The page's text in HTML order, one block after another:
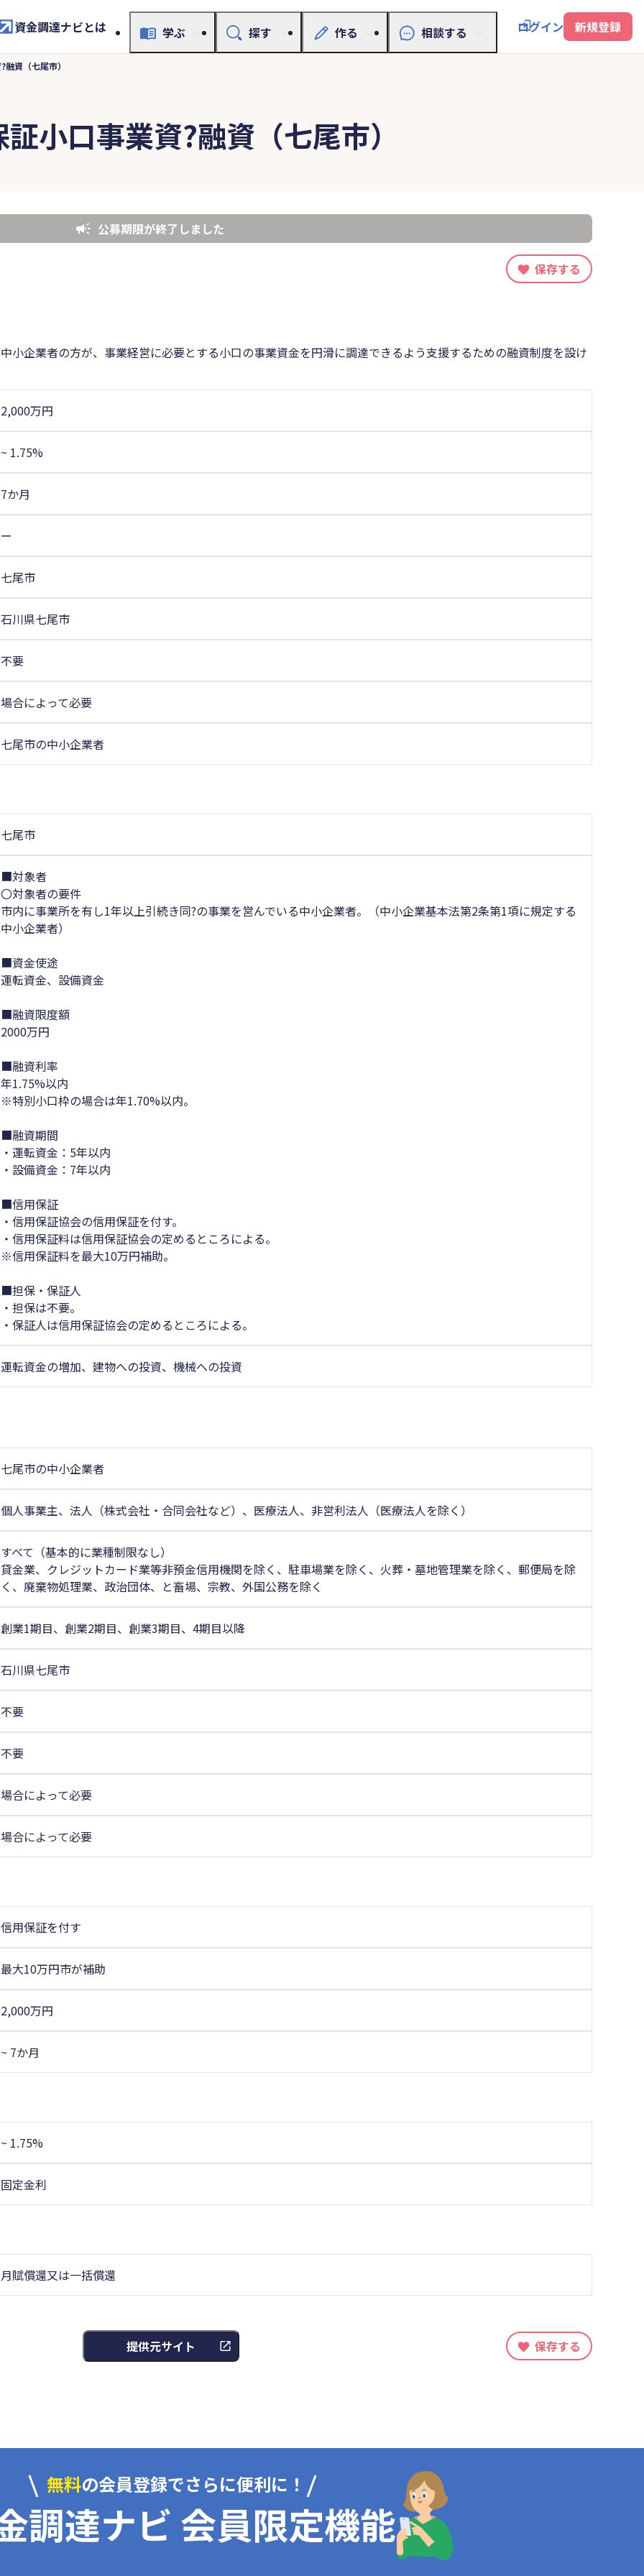
資金調達ナビとは 学ぶ 探す 作る 相談する ログイン 新規登録
資（七尾市）
小口事業資?融資（七尾市）
公募期限が終了しました
保存する
小企業者の方が、事業経営に必要とする小口の事業資金を円滑に調達できるよう支援するための融資制度を設け
2,000万円
~ 1.75%
7か月
ー
七尾市
石川県七尾市
不要
場合によって必要
七尾市の中小企業者
七尾市
■対象者
〇対象者の要件
市内に事業所を有し1年以上引続き同?の事業を営んでいる中小企業者。（中小企業基本法第2条第1項に規定する
中小企業者）
■資金使途
運転資金、設備資金
■融資限度額
2000万円
■融資利率
年1.75%以内
※特別小口枠の場合は年1.70%以内。
■融資期間
・運転資金：5年以内
・設備資金：7年以内
■信用保証
・信用保証協会の信用保証を付す。
・信用保証料は信用保証協会の定めるところによる。
※信用保証料を最大10万円補助。
■担保・保証人
・担保は不要。
・保証人は信用保証協会の定めるところによる。
運転資金の増加、建物への投資、機械への投資
七尾市の中小企業者
個人事業主、法人（株式会社・合同会社など）、医療法人、非営利法人（医療法人を除く）
すべて（基本的に業種制限なし）
貸金業、クレジットカード業等非預金信用機関を除く、駐車場業を除く、火葬・墓地管理業を除く、郵便局を除
く、廃棄物処理業、政治団体、と畜場、宗教、外国公務を除く
創業1期目、創業2期目、創業3期目、4期目以降
石川県七尾市
不要
不要
場合によって必要
場合によって必要
信用保証を付す
最大10万円市が補助
2,000万円
~ 7か月
~ 1.75%
固定金利
月賦償還又は一括償還
提供元サイト 保存する
無料の会員登録でさらに便利に！
調達ナビ 会員限定機能